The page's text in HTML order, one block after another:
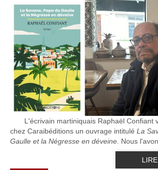
L'écrivain martiniquais Raphaël Confiant
chez Caraibéditions un ouvrage intitulé La
Gaulle et la Négresse en déveine. Nous